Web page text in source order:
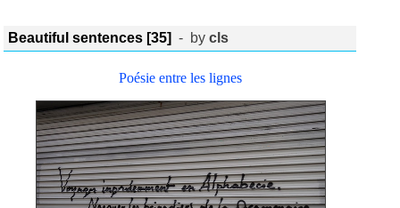
Beautiful sentences [35] - bycls
Poésie entre les lignes